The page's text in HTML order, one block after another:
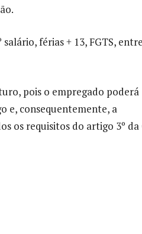
férias + 13, FGTS, entre
pois o empregado poderá
e, consequentemente, a
os requisitos do artigo 3º da